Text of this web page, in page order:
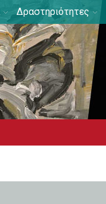
Δραστηριότητες